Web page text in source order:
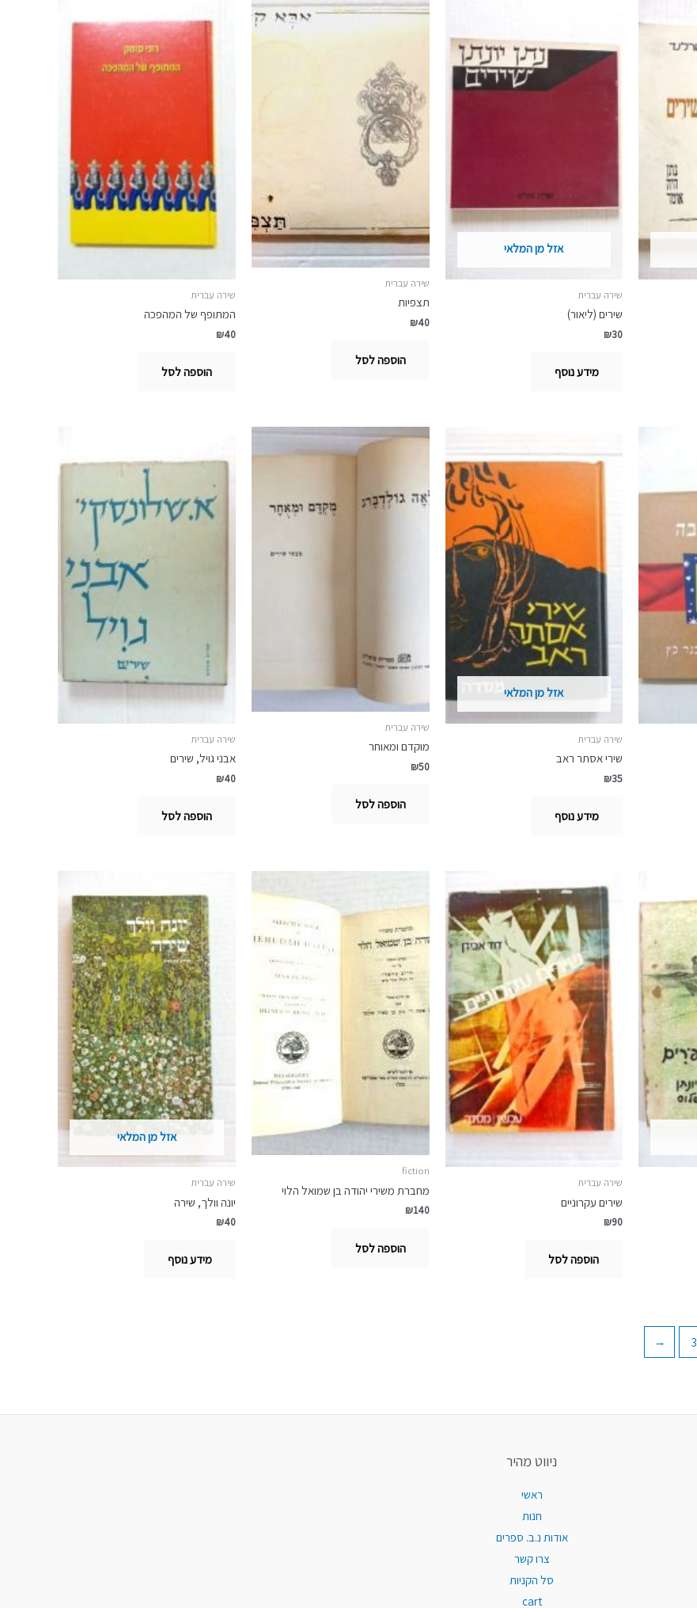
אזל מן המלאי
שירה עברית
שירים (ליאור)
₪30
מידע נוסף
שירה עברית
תצפיות
₪40
הוספה לסל
שירה עברית
המתופף של המהפכה
₪40
הוספה לסל
אזל מן המלאי
שירה עברית
שירי אסתר ראב
₪35
מידע נוסף
שירה עברית
מוקדם ומאוחר
₪50
הוספה לסל
שירה עברית
אבני גויל, שירים
₪40
הוספה לסל
שירה עברית
שירים עקרוניים
₪90
הוספה לסל
fiction
מחברת משירי יהודה בן שמואל הלוי
₪140
הוספה לסל
אזל מן המלאי
שירה עברית
יונה וולך, שירה
₪40
מידע נוסף
3
←
ניווט מהיר
ראשי
חנות
אודות נ.ב. ספרים
צרו קשר
סל הקניות
cart